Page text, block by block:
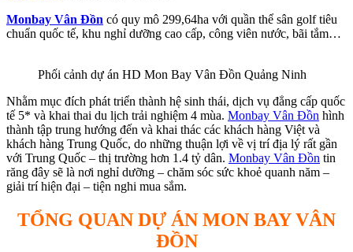
Monbay Vân Đồn có quy mô 299,64ha với quần thể sân golf tiêu
chuẩn quốc tế, khu nghỉ dưỡng cao cấp, công viên nước, bãi tắm…
Phối cảnh dự án HD Mon Bay Vân Đồn Quảng Ninh
Nhằm mục đích phát triển thành hệ sinh thái, dịch vụ đẳng cấp quốc
tế 5* và khai thai du lịch trải nghiệm 4 mùa. Monbay Vân Đồn hình
thành tập trung hướng đến và khai thác các khách hàng Việt và
khách hàng Trung Quốc, do những thuận lợi về vị trí địa lý rất gần
với Trung Quốc – thị trường hơn 1.4 tỷ dân. Monbay Vân Đồn tin
răng đây sẽ là nơi nghỉ dưỡng – chăm sóc sức khoẻ quanh năm –
giải trí hiện đại – tiện nghi mua sắm.
TỔNG QUAN DỰ ÁN MON BAY VÂN
ĐỒN